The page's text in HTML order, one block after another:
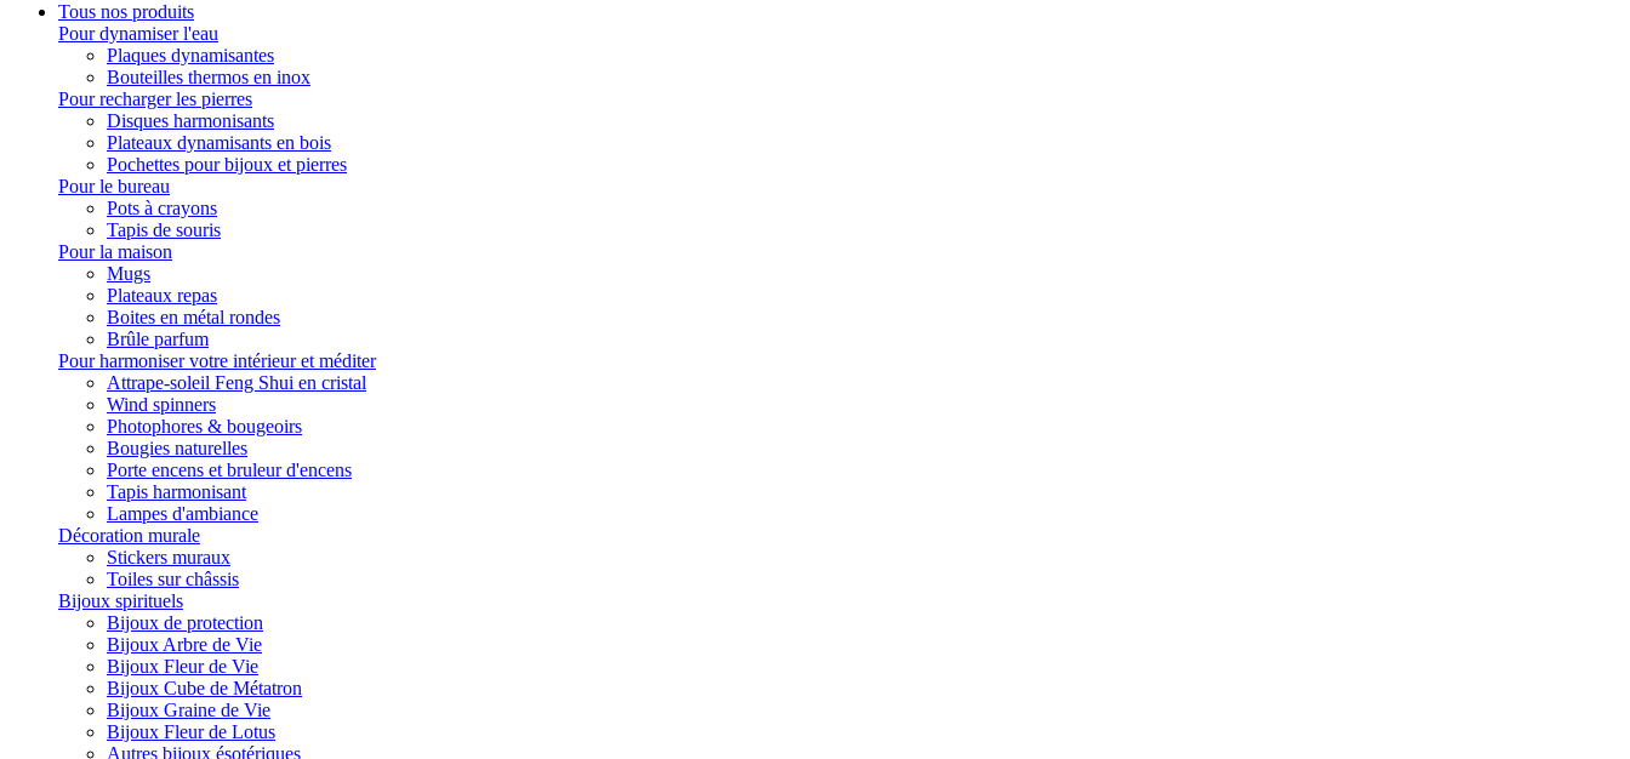
Tous nos produits
Pour dynamiser l'eau
Plaques dynamisantes
Bouteilles thermos en inox
Pour recharger les pierres
Disques harmonisants
Plateaux dynamisants en bois
Pochettes pour bijoux et pierres
Pour le bureau
Pots à crayons
Tapis de souris
Pour la maison
Mugs
Plateaux repas
Boites en métal rondes
Brûle parfum
Pour harmoniser votre intérieur et méditer
Attrape-soleil Feng Shui en cristal
Wind spinners
Photophores & bougeoirs
Bougies naturelles
Porte encens et bruleur d'encens
Tapis harmonisant
Lampes d'ambiance
Décoration murale
Stickers muraux
Toiles sur châssis
Bijoux spirituels
Bijoux de protection
Bijoux Arbre de Vie
Bijoux Fleur de Vie
Bijoux Cube de Métatron
Bijoux Graine de Vie
Bijoux Fleur de Lotus
Autres bijoux ésotériques